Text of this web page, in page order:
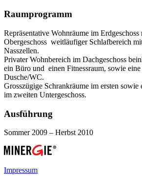
Raumprogramm
Repräsentative Wohnräume im
Obergeschoss weitläufiger Schlafbereich
Nasszellen.
Privater Wohnbereich im Dachgeschoss
ein Büro und einen Fitnessraum, sowie
Dusche/WC.
Grosszügige Schrankräume im ersten sowie
im zweiten Untergeschoss.
Ausführung
Sommer 2009 – Herbst 2010
Impressum